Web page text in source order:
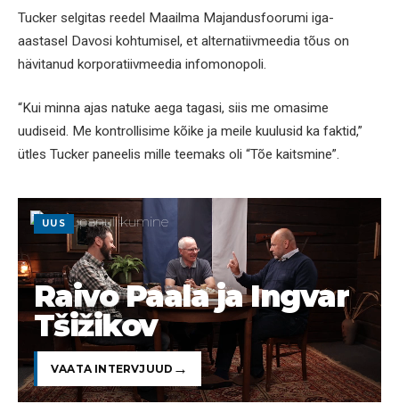
Tucker selgitas reedel Maailma Majandusfoorumi iga-
aastasel Davosi kohtumisel, et alternatiivmeedia tõus on
hävitanud korporatiivmeedia infomonopoli.
“Kui minna ajas natuke aega tagasi, siis me omasime
uudiseid. Me kontrollisime kõike ja meile kuulusid ka faktid,”
ütles Tucker paneelis mille teemaks oli “Tõe kaitsmine”.
UUS
Raivo Paala ja Ingvar
Tšižikov
VAATA INTERVJUUD